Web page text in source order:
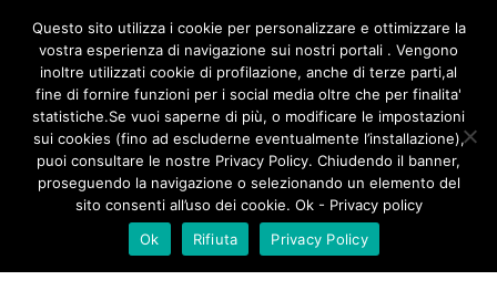
CORTILE PEPE 2
Questo sito utilizza i cookie per personalizzare e ottimizzare la
vostra esperienza di navigazione sui nostri portali . Vengono
inoltre utilizzati cookie di profilazione, anche di terze parti,al
fine di fornire funzioni per i social media oltre che per finalita'
statistiche.Se vuoi saperne di più, o modificare le impostazioni
sui cookies (fino ad escluderne eventualmente l’installazione),
puoi consultare le nostre Privacy Policy. Chiudendo il banner,
proseguendo la navigazione o selezionando un elemento del
sito consenti all’uso dei cookie. Ok - Privacy policy
Ok
Rifiuta Privacy Policy